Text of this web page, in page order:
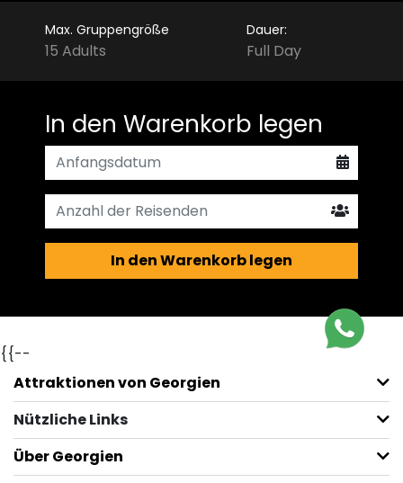
Max. Gruppengröße
15 Adults
Dauer:
Full Day
In den Warenkorb legen
In den Warenkorb legen
{{--
Attraktionen von Georgien
Nützliche Links
Über Georgien